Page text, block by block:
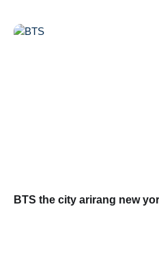
BTS the city arirang new